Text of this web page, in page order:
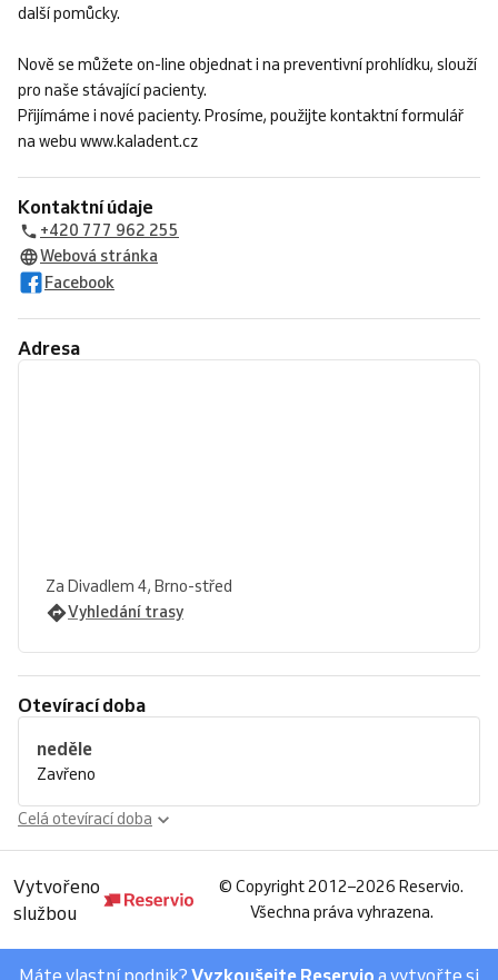
další pomůcky.
Nově se můžete on-line objednat i na preventivní prohlídku, slouží
pro naše stávající pacienty.
Přijímáme i nové pacienty. Prosíme, použijte kontaktní formulář
na webu www.kaladent.cz
Kontaktní údaje
+420 777 962 255
Webová stránka
Facebook
Adresa
Za Divadlem 4, Brno-střed
Vyhledání trasy
Otevírací doba
neděle
Zavřeno
Celá otevírací doba
Vytvořeno
službou
© Copyright 2012–2026 Reservio.
Všechna práva vyhrazena.
Máte vlastní podnik? Vyzkoušejte Reservio a vytvořte si